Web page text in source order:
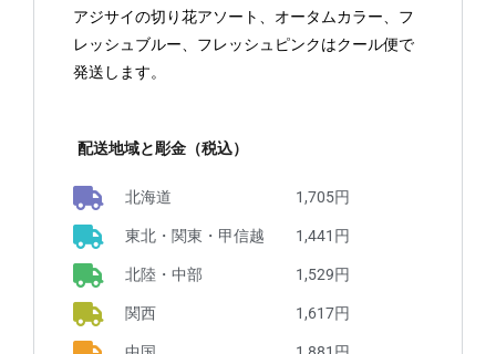
アジサイの切り花アソート、オータムカラー、フ
レッシュブルー、フレッシュピンクはクール便で
発送します。
配送地域と彫金（税込）
北海道 1,705円
東北・関東・甲信越 1,441円
北陸・中部 1,529円
関西 1,617円